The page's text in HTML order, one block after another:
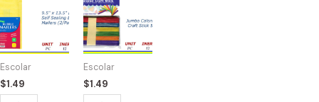
Escolar
$1.49
-
SOBRES
BURBUJA
9.5"X
13.5"
quantity
Escolar
$1.49
-
JUMBO
COLOR
CRAFT
quantity